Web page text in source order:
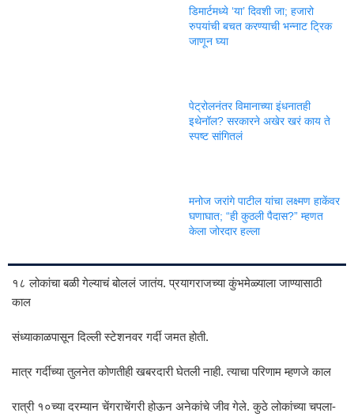
डिमार्टमध्ये ‘या’ दिवशी जा; हजारो
रुपयांची बचत करण्याची भन्नाट ट्रिक
जाणून घ्या
पेट्रोलनंतर विमानाच्या इंधनातही
इथेनॉल? सरकारने अखेर खरं काय ते
स्पष्ट सांगितलं
मनोज जरांगे पाटील यांचा लक्ष्मण हाकेंवर
घणाघात; “ही कुठली पैदास?” म्हणत
केला जोरदार हल्ला
१८ लोकांचा बळी गेल्याचं बोललं जातंय. प्रयागराजच्या कुंभमेळ्याला जाण्यासाठी
काल
संध्याकाळपासून दिल्ली स्टेशनवर गर्दी जमत होती.
मात्र गर्दीच्या तुलनेत कोणतीही खबरदारी घेतली नाही. त्याचा परिणाम म्हणजे काल
रात्री १०च्या दरम्यान चेंगराचेंगरी होऊन अनेकांचे जीव गेले. कुठे लोकांच्या चपला-